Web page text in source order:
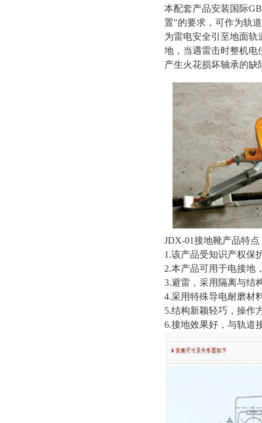
本配套产品安装国际
置"的要求，可作为轨
为雷电安全引至地面
地，当遇雷击时整机电
产生火花损坏轴承的缺
JDX-01接地靴产品特点
1.该产品受知识产权保
2.本产品可用于电接地
3.避雷，采用隔离与结
4.采用特殊导电耐磨材
5.结构新颖轻巧，操作
6.接地效果好，与轨道